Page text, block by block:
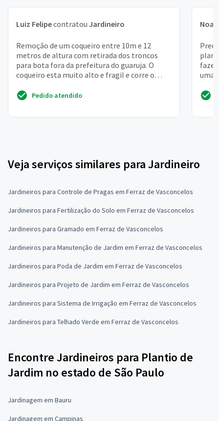
Luiz Felipecontratou Jardineiro
Remoção de um coqueiro entre 10m e 12
metros de altura com retirada dos troncos
para bota fora da prefeitura do guaruja. O
coqueiro esta muito alto e fragil e corre o
Pedido atendido
Noah
fazer
uma
Veja serviços similares para Jardineiro
Jardineiros para Controle de Pragas em Ferraz de Vasconcelos
Jardineiros para Fertilização do Solo em Ferraz de Vasconcelos
Jardineiros para Gramado em Ferraz de Vasconcelos
Jardineiros para Manutenção de Jardim em Ferraz de Vasconcelos
Jardineiros para Poda de Jardim em Ferraz de Vasconcelos
Jardineiros para Projeto de Jardim em Ferraz de Vasconcelos
Jardineiros para Sistema de Irrigação em Ferraz de Vasconcelos
Jardineiros para Telhado Verde em Ferraz de Vasconcelos
Encontre Jardineiros para Plantio de
Jardim no estado de São Paulo
Jardinagem em Bauru
Jardinagem em Campinas